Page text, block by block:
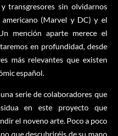
transgresores sin olvidarnos
(Marvel y DC) y el
mención aparte merece el
en profundidad, desde
más relevantes que existen
español.
serie de colaboradores que
en este proyecto que
el noveno arte. Poco a poco
que descubriréis de su mano